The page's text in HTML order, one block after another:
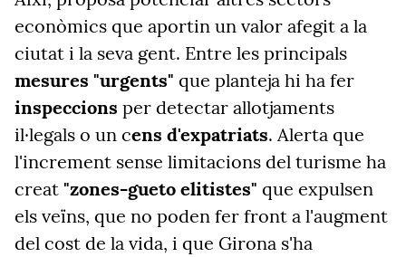
econòmics que aportin un valor afegit a la
ciutat i la seva gent. Entre les principals
mesures "urgents" que planteja hi ha fer
inspeccions per detectar allotjaments
il·legals o un cens d'expatriats. Alerta que
l'increment sense limitacions del turisme ha
creat "zones-gueto elitistes" que expulsen
els veïns, que no poden fer front a l'augment
del cost de la vida, i que Girona s'ha